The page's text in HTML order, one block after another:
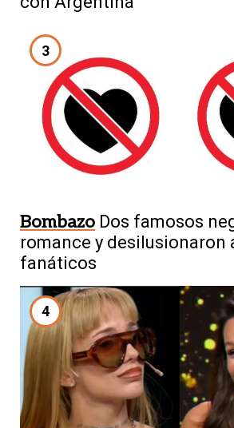
3
Bombazo Dos famosos
romance y desilusionaron
fanáticos
4